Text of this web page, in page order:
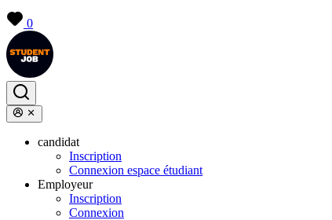
0
candidat
Inscription
Connexion espace étudiant
Employeur
Inscription
Connexion